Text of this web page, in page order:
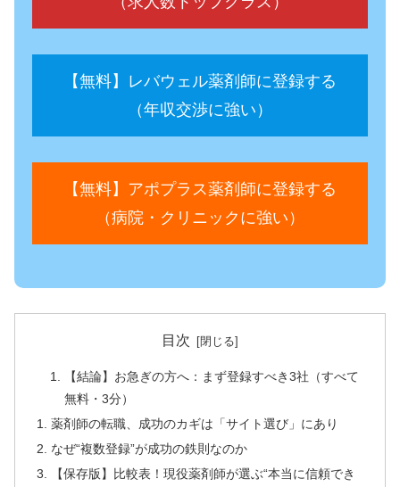
【無料】レバウェル薬剤師に登録する
（年収交渉に強い）
【無料】アポプラス薬剤師に登録する
（病院・クリニックに強い）
目次
【結論】お急ぎの方へ：まず登録すべき3社（すべて
無料・3分）
薬剤師の転職、成功のカギは「サイト選び」にあり
なぜ“複数登録”が成功の鉄則なのか
【保存版】比較表！現役薬剤師が選ぶ“本当に信頼でき